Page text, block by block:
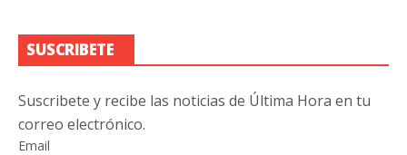
SUSCRIBETE
Suscribete y recibe las noticias de Última Hora en tu
correo electrónico.
Email